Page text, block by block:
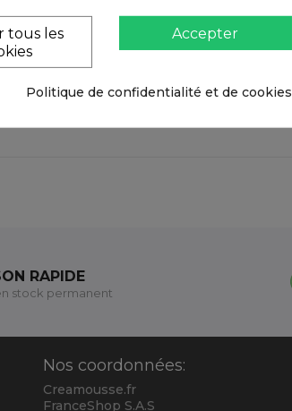
découpe
RAPIDE
stock permanent
Nos coordonnées:
Creamousse.fr
FranceShop S.A.S
Accepter
tous les
Politique de confidentialité et de cookies